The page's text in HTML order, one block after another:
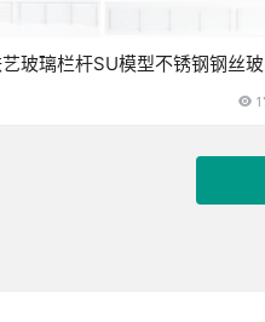
玻璃栏杆SU模型不锈钢钢丝玻
手sketchup草图大师